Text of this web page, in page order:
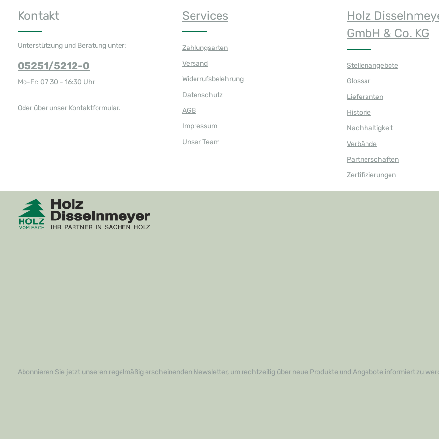
Kontakt
Unterstützung und Beratung unter:
05251/5212-0
Mo-Fr: 07:30 - 16:30 Uhr
Oder über unser Kontaktformular.
Services
Zahlungsarten
Versand
Widerrufsbelehrung
Datenschutz
AGB
Impressum
Unser Team
Holz
GmbH & Co. KG
Stellenangebote
Glossar
Lieferanten
Historie
Nachhaltigkeit
Verbände
Partnerschaften
Zertifizierungen
Abonnieren Sie jetzt unseren regelmäßig erscheinenden Newsletter, um rechtzeitig über neue Produkte und Angebote informiert zu